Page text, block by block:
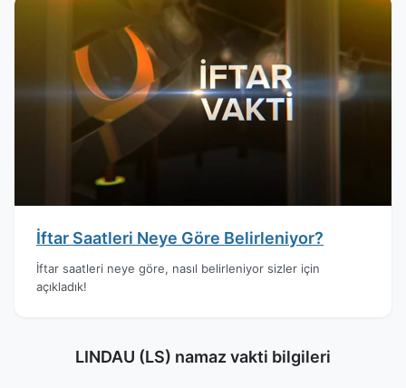
İftar Saatleri Neye Göre Belirleniyor?
İftar saatleri neye göre, nasıl belirleniyor sizler için
açıkladık!
LINDAU (LS) namaz vakti bilgileri